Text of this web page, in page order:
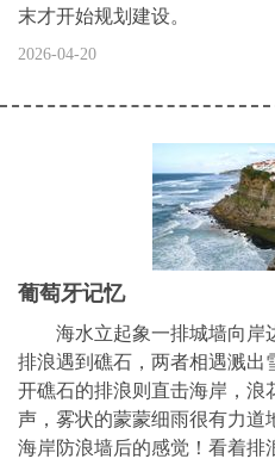
末才开始规划建设。
2026-04-20
葡萄牙记忆
海水立起象一排城墙向岸
排浪遇到礁石，两者相遇溅出
开礁石的排浪则直击海岸，浪
声，雾状的蒙蒙细雨很有力道
海岸防浪墙后的感觉！看着排